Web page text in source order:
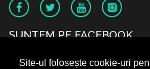
Site-ul folosește cookie-uri
SUNTEM PE FACEBOOK